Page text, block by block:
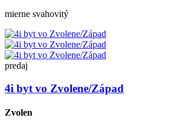
mierne svahovitý
predaj
4i byt vo Zvolene/Západ
Zvolen